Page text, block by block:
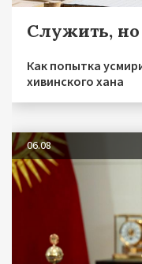
Служить,
Как попытка
хивинского хана
06.08